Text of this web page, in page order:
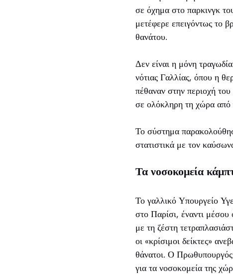
σε όχημα στο παρκινγκ
μετέφερε επειγόντως το
θανάτου.
Δεν είναι η μόνη
νότιας Γαλλίας, όπου η
πέθαναν στην περιοχή
σε ολόκληρη τη χώρα από
Το σύστημα
στατιστικά με τον
Τα νοσοκομεία
Το γαλλικό Υπουργείο
στο Παρίσι, έναντι μέσου
με τη ζέστη
οι «κρίσιμοι δείκτες»
θάνατοι. Ο Πρωθυπουργός
για τα νοσοκομεία της